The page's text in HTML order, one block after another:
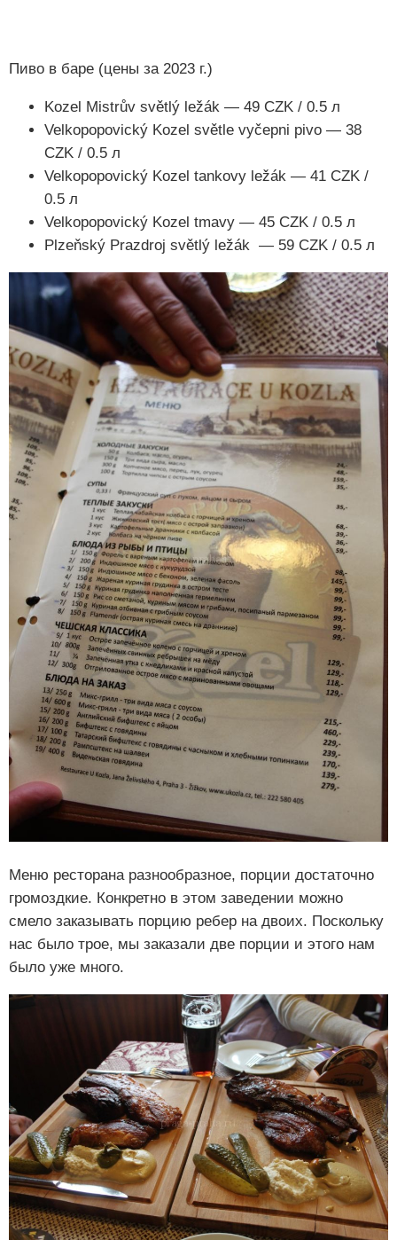
Пиво в баре (цены за 2023 г.)
Kozel Mistrův světlý ležák — 49 CZK / 0.5 л
Velkopopovický Kozel světle vyčepni pivo — 38
CZK / 0.5 л
Velkopopovický Kozel tankovy ležák — 41 CZK /
0.5 л
Velkopopovický Kozel tmavy — 45 CZK / 0.5 л
Plzeňský Prazdroj světlý ležák — 59 CZK / 0.5 л
Меню ресторана разнообразное, порции достаточно
громоздкие. Конкретно в этом заведении можно
смело заказывать порцию ребер на двоих. Поскольку
нас было трое, мы заказали две порции и этого нам
было уже много.